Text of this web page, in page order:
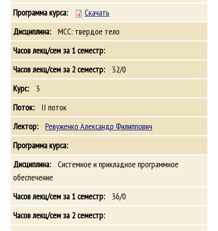
Скачать
МСС: твердое тело
32/0
3
II поток
Ревуженко Александр Филиппович
Системное и прикладное программное
обеспечение
36/0